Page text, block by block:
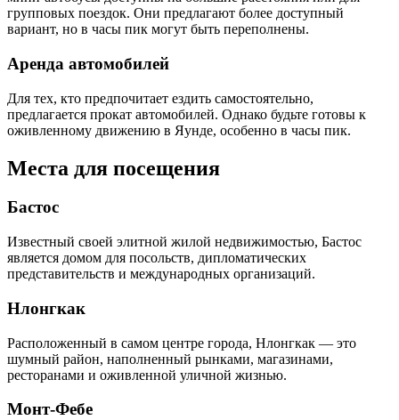
групповых поездок. Они предлагают более доступный
вариант, но в часы пик могут быть переполнены.
Аренда автомобилей
Для тех, кто предпочитает ездить самостоятельно,
предлагается прокат автомобилей. Однако будьте готовы к
оживленному движению в Яунде, особенно в часы пик.
Места для посещения
Бастос
Известный своей элитной жилой недвижимостью, Бастос
является домом для посольств, дипломатических
представительств и международных организаций.
Нлонгкак
Расположенный в самом центре города, Нлонгкак — это
шумный район, наполненный рынками, магазинами,
ресторанами и оживленной уличной жизнью.
Монт-Фебе